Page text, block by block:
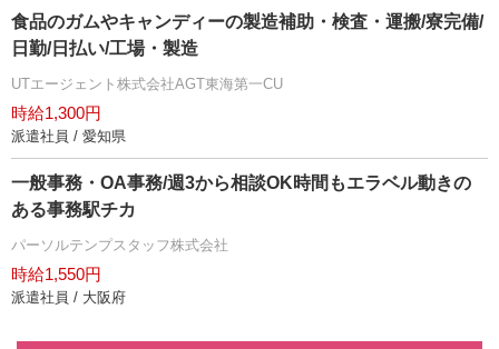
食品のガムやキャンディーの製造補助・検査・運搬/寮完備/
日勤/日払い/工場・製造
UTエージェント株式会社AGT東海第一CU
時給1,300円
派遣社員 / 愛知県
一般事務・OA事務/週3から相談OK時間もエラベル動きの
ある事務駅チカ
パーソルテンプスタッフ株式会社
時給1,550円
派遣社員 / 大阪府